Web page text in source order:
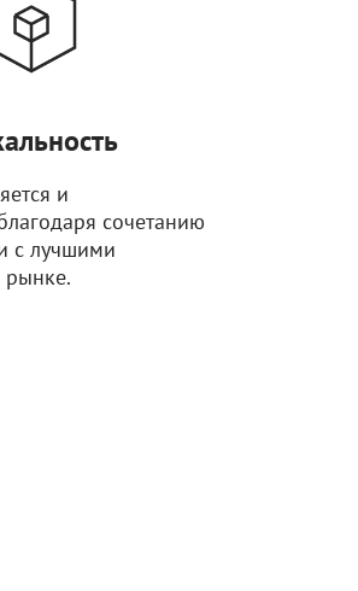
и
сочетанию
с лучшими
рынке.